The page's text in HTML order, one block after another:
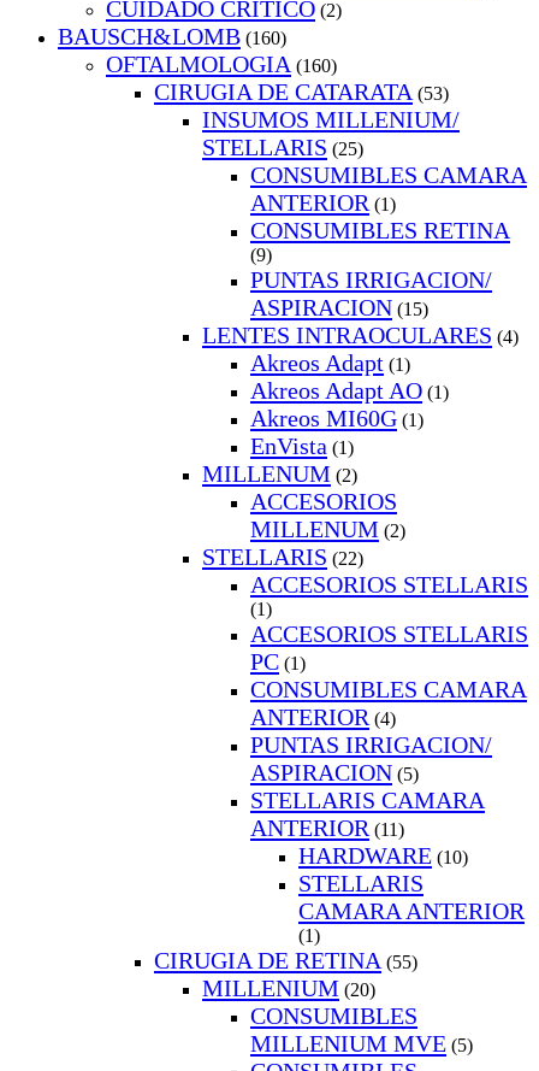
CUIDADO CRITICO (2)
BAUSCH&LOMB (160)
OFTALMOLOGIA (160)
CIRUGIA DE CATARATA (53)
INSUMOS MILLENIUM/
STELLARIS (25)
CONSUMIBLES CAMARA
ANTERIOR (1)
CONSUMIBLES RETINA
(9)
PUNTAS IRRIGACION/
ASPIRACION (15)
LENTES INTRAOCULARES (4)
Akreos Adapt (1)
Akreos Adapt AO (1)
Akreos MI60G (1)
EnVista (1)
MILLENUM (2)
ACCESORIOS
MILLENUM (2)
STELLARIS (22)
ACCESORIOS STELLARIS
(1)
ACCESORIOS STELLARIS
PC (1)
CONSUMIBLES CAMARA
ANTERIOR (4)
PUNTAS IRRIGACION/
ASPIRACION (5)
STELLARIS CAMARA
ANTERIOR (11)
HARDWARE (10)
STELLARIS
CAMARA ANTERIOR
(1)
CIRUGIA DE RETINA (55)
MILLENIUM (20)
CONSUMIBLES
MILLENIUM MVE (5)